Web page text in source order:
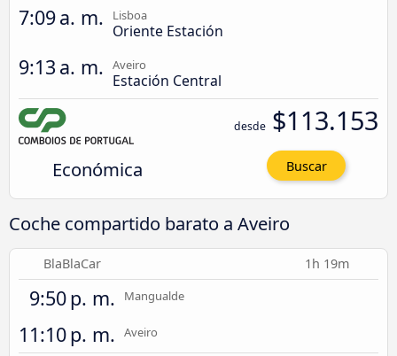
7:09 a. m. Lisboa
Oriente Estación
9:13 a. m. Aveiro
Estación Central
Económica
desde $113.153
Buscar
Coche compartido barato a Aveiro
BlaBlaCar 1h 19m
9:50 p. m. Mangualde
11:10 p. m. Aveiro